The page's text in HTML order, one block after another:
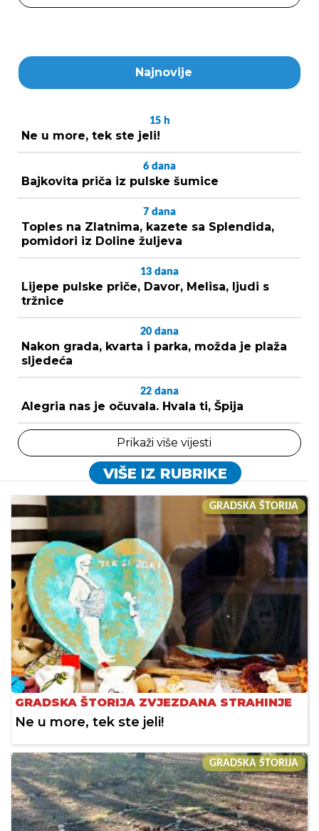
Najnovije
15 h
Ne u more, tek ste jeli!
6 dana
Bajkovita priča iz pulske šumice
7 dana
Toples na Zlatnima, kazete sa Splendida,
pomidori iz Doline žuljeva
13 dana
Lijepe pulske priče, Davor, Melisa, ljudi s
tržnice
20 dana
Nakon grada, kvarta i parka, možda je plaža
sljedeća
22 dana
Alegria nas je očuvala. Hvala ti, Špija
Prikaži više vijesti
VIŠE IZ RUBRIKE
GRADSKA ŠTORIJA
GRADSKA ŠTORIJA ZVJEZDANA STRAHINJE
Ne u more, tek ste jeli!
GRADSKA ŠTORIJA